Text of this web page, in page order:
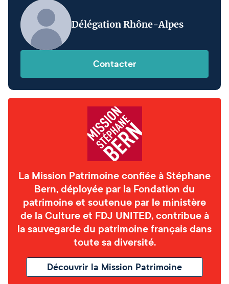
Délégation Rhône-Alpes
Contacter
La Mission Patrimoine confiée à Stéphane
Bern, déployée par la Fondation du
patrimoine et soutenue par le ministère
de la Culture et FDJ UNITED, contribue à
la sauvegarde du patrimoine français dans
toute sa diversité.
Découvrir la Mission Patrimoine